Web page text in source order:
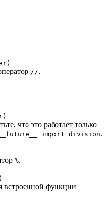
//.
что это работает только
import division.
%.
встроенной функции